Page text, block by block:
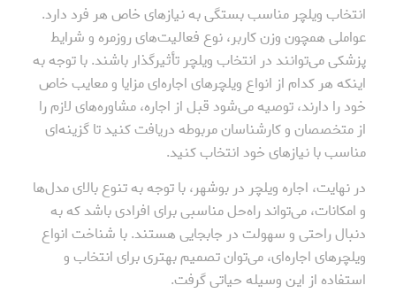
انتخاب ویلچر مناسب بستگی به نیازهای خاص هر فرد دارد.
عواملی همچون وزن کاربر، نوع فعالیت‌های روزمره و شرایط
پزشکی می‌توانند در انتخاب ویلچر تأثیرگذار باشند. با توجه به
اینکه هر کدام از انواع ویلچرهای اجاره‌ای مزایا و معایب خاص
خود را دارند، توصیه می‌شود قبل از اجاره، مشاوره‌های لازم را
از متخصصان و کارشناسان مربوطه دریافت کنید تا گزینه‌ای
مناسب با نیازهای خود انتخاب کنید.
در نهایت، اجاره ویلچر در بوشهر، با توجه به تنوع بالای مدل‌ها
و امکانات، می‌تواند راه‌حل مناسبی برای افرادی باشد که به
دنبال راحتی و سهولت در جابجایی هستند. با شناخت انواع
ویلچرهای اجاره‌ای، می‌توان تصمیم بهتری برای انتخاب و
استفاده از این وسیله حیاتی گرفت.